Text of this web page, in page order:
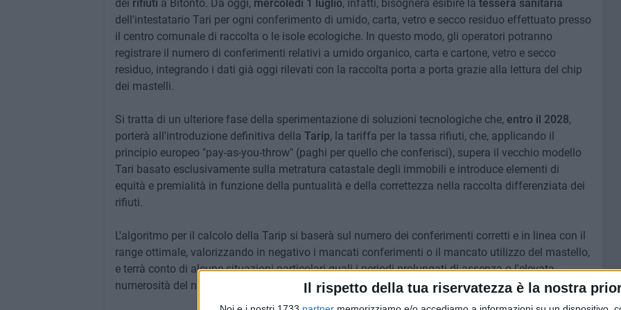
Il rispetto della tua riservatezza è la nostra
dei rifiuti a Bitonto. Da oggi, mercoledì 1 luglio, infatti, bisognerà esibire la tessera sanitaria
dell'intestatario Tari per ogni conferimento di umido, carta, vetro e secco residuo effettuato presso
il centro comunale di raccolta o le isole ecologiche. In questo modo, gli operatori potranno
registrare il numero di conferimenti relativi a umido organico, carta e cartone, vetro e secco
residuo, integrando i dati già oggi rilevati con la raccolta porta a porta grazie alla lettura del chip
dei mastelli.
Si tratta di un ulteriore fase della sperimentazione di soluzioni tecnologiche che, entro il 2028,
porterà all'introduzione definitiva della Tarip, la tariffa per la tassa rifiuti, che, applicando il
principio europeo "pay-as-you-throw" (paghi per quello che conferisci), supera il vecchio modello
Tari basato esclusivamente sulla metratura catastale degli immobili e introduce elementi di
equità e premialità in funzione della puntualità e della correttezza nella raccolta differenziata dei
rifiuti.
L'algoritmo per il calcolo della Tarip si baserà sul numero dei conferimenti corretti e in linea con il
range ottimale, valorizzando in negativo i mancati conferimenti o il mancato utilizzo del mastello,
e terrà conto di alcune situazioni particolari quali i periodi prolungati di assenza o l'elevata
numerosità del nucleo familiare.